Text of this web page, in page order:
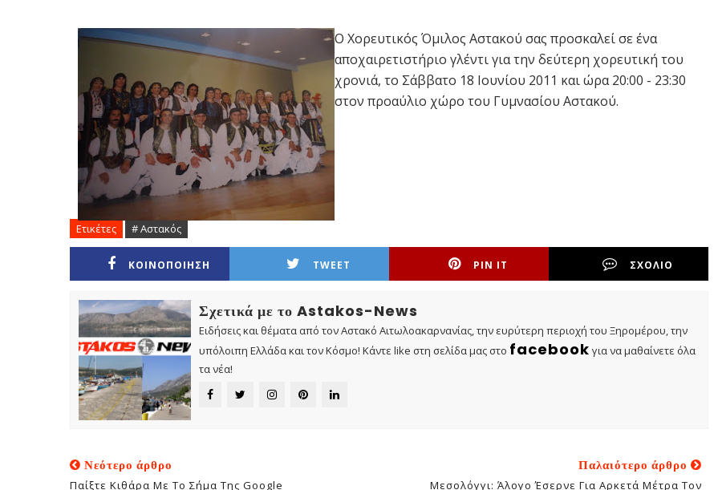
Ο Χορευτικός Όμιλος Αστακού σας προσκαλεί σε ένα
αποχαιρετιστήριο γλέντι για την δεύτερη χορευτική του
χρονιά, το Σάββατο 18 Ιουνίου 2011 και ώρα 20:00 - 23:30
στον προαύλιο χώρο του Γυμνασίου Αστακού.
Ετικέτες # Αστακός
ΚΟΙΝΟΠΟΙΗΣΗ TWEET PIN IT ΣΧΟΛΙΟ
Σχετικά με το Astakos-News
Ειδήσεις και θέματα από τον Αστακό Αιτωλοακαρνανίας, την ευρύτερη περιοχή του Ξηρομέρου, την
υπόλοιπη Ελλάδα και τον Κόσμο! Κάντε like στη σελίδα μας στο facebook για να μαθαίνετε όλα
τα νέα!
Νεότερο άρθρο
Παίξτε Κιθάρα Με Το Σήμα Της Google
Παλαιότερο άρθρο
Μεσολόγγι: Άλογο Έσερνε Για Αρκετά Μέτρα Τον